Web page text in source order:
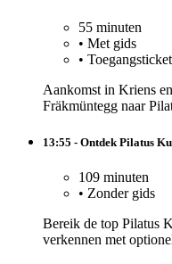
55 minuten
• Met gids
•
Aankomst in Kriens
Fräkmüntegg naar
13:55 - Ontdek Pilatus
109 minuten
• Zonder gids
Bereik de top Pilatus
verkennen met